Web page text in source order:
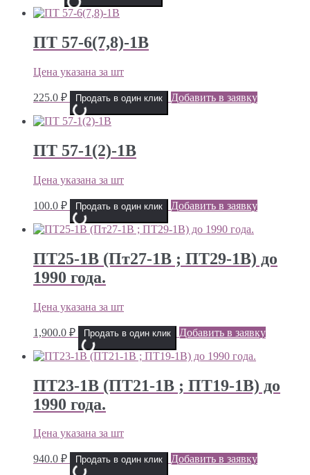
ПТ 57-6(7,8)-1В
Цена указана за шт
225.0 ₽ Продать в один клик Добавить в заявку
ПТ 57-1(2)-1В
Цена указана за шт
100.0 ₽ Продать в один клик Добавить в заявку
ПТ25-1В (Пт27-1В ; ПТ29-1В) до
1990 года.
Цена указана за шт
1,900.0 ₽ Продать в один клик Добавить в заявку
ПТ23-1В (ПТ21-1В ; ПТ19-1В) до
1990 года.
Цена указана за шт
940.0 ₽ Продать в один клик Добавить в заявку